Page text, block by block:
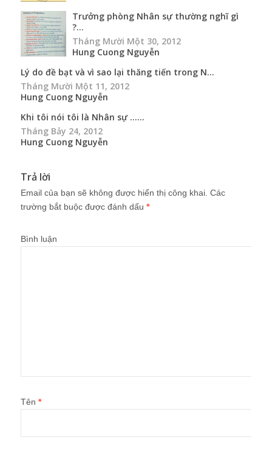
Trưởng phòng Nhân sự thường nghĩ gì
?...
Tháng Mười Một 30, 2012
Hung Cuong Nguyễn
Lý do đề bạt và vì sao lại thăng tiến trong N...
Tháng Mười Một 11, 2012
Hung Cuong Nguyễn
Khi tôi nói tôi là Nhân sự …...
Tháng Bảy 24, 2012
Hung Cuong Nguyễn
Trả lời
Email của bạn sẽ không được hiển thị công khai. Các
trường bắt buộc được đánh dấu *
Bình luận
Tên *